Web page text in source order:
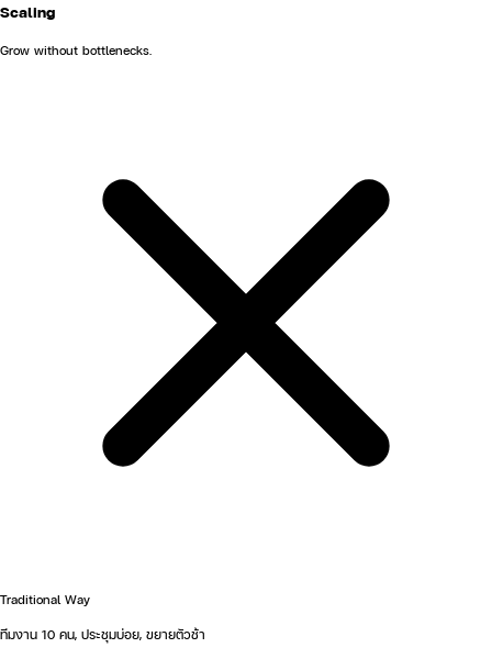
Scaling
Grow without bottlenecks.
Traditional Way
ทีมงาน 10 คน, ประชุมบ่อย, ขยายตัวช้า